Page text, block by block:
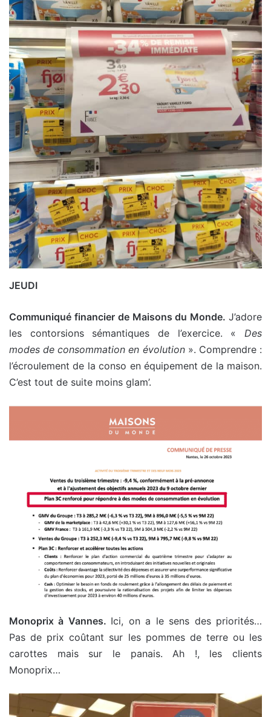
JEUDI
Communiqué financier de Maisons du Monde. J’adore
les contorsions sémantiques de l’exercice. « Des
modes de consommation en évolution». Comprendre :
l’écroulement de la conso en équipement de la maison.
C’est tout de suite moins glam’.
Monoprix à Vannes. Ici, on a le sens des priorités…
Pas de prix coûtant sur les pommes de terre ou les
carottes mais sur le panais. Ah !, les clients
Monoprix…